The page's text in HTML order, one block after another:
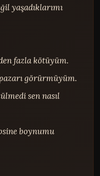
yaşadıklarımı
fazla kötüyüm.
görürmüyüm.
sen nasıl
boynumu